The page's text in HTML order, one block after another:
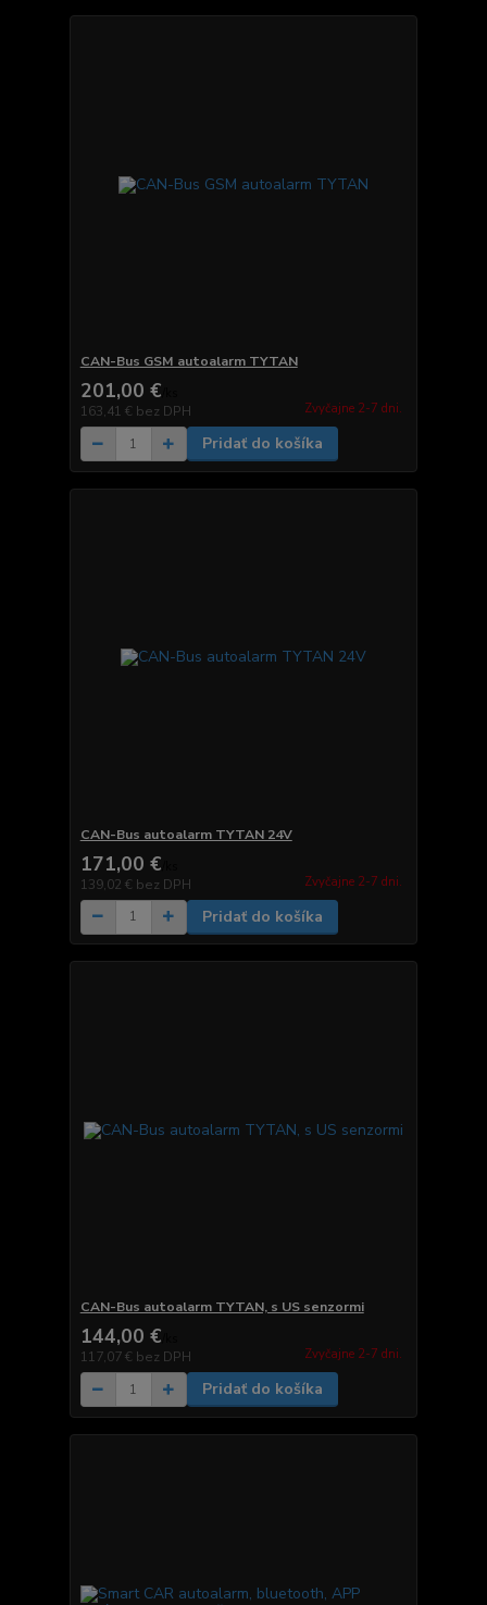
CAN-Bus GSM autoalarm TYTAN
201,00 €
163,41 € bez DPH Zvyčajne 2-7 dni.
Pridať do košíka
CAN-Bus autoalarm TYTAN 24V
171,00 €
139,02 € bez DPH Zvyčajne 2-7 dni.
Pridať do košíka
CAN-Bus autoalarm TYTAN, s US senzormi
144,00 €
117,07 € bez DPH Zvyčajne 2-7 dni.
Pridať do košíka